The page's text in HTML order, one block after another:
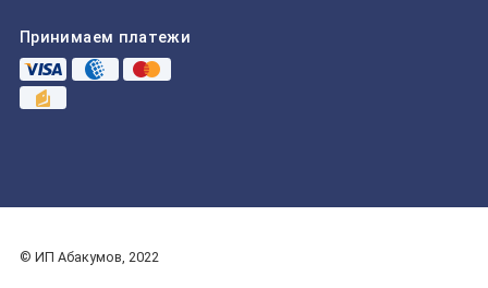
Принимаем платежи
© ИП Абакумов, 2022